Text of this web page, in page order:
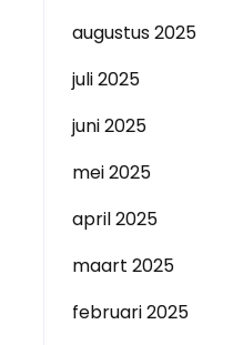
augustus 2025
juli 2025
juni 2025
mei 2025
april 2025
maart 2025
februari 2025